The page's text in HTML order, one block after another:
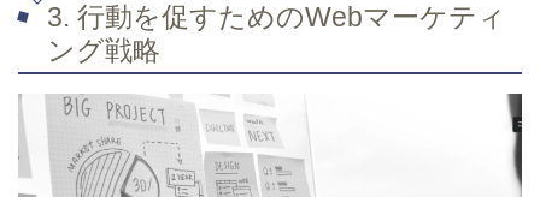
3. 行動を促すためのWebマーケティ
ング戦略